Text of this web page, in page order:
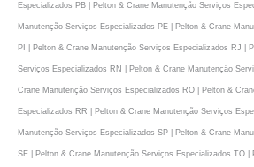
Especializados PB | Pelton & Crane Manutenção Serviços
Manutenção Serviços Especializados PE | Pelton & Crane
PI | Pelton & Crane Manutenção Serviços Especializados RJ |
Serviços Especializados RN | Pelton & Crane Manutenção
Crane Manutenção Serviços Especializados RO | Pelton &
Especializados RR | Pelton & Crane Manutenção Serviços
Manutenção Serviços Especializados SP | Pelton & Crane
SE | Pelton & Crane Manutenção Serviços Especializados TO |